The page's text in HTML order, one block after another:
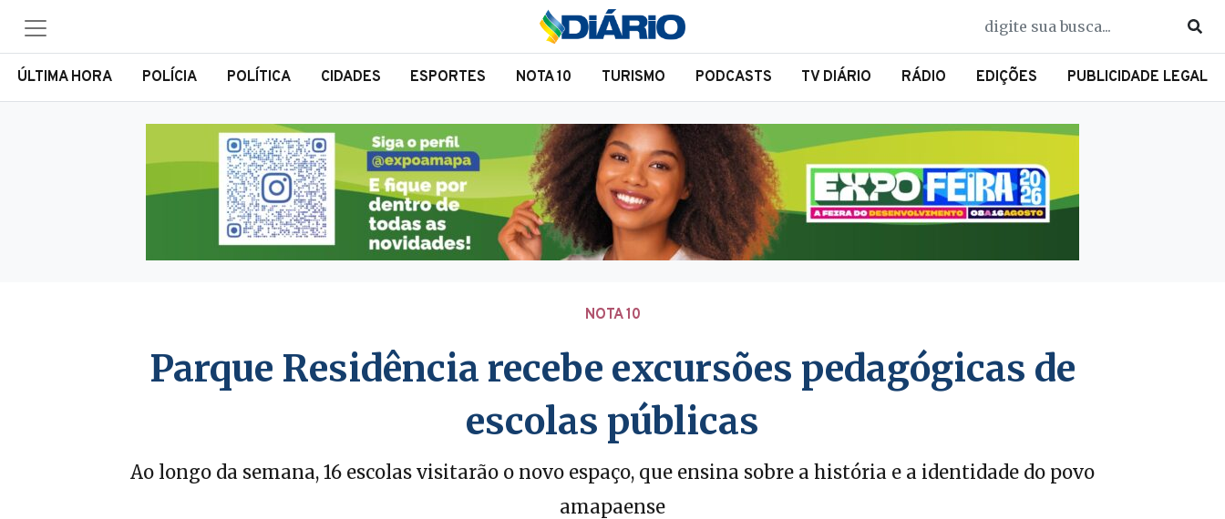
ÚLTIMA HORA POLÍCIA POLÍTICA CIDADES ESPORTES NOTA 10 TURISMO PODCASTS TV DIÁRIO RÁDIO EDIÇÕES PUBLICIDADE LEGAL
NOTA 10
Parque Residência recebe excursões pedagógicas de
escolas públicas
Ao longo da semana, 16 escolas visitarão o novo espaço, que ensina sobre a história e a identidade do povo
amapaense